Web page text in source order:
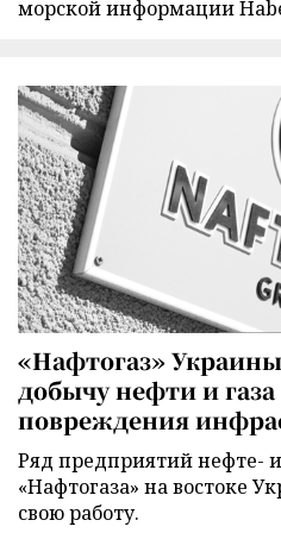
морской информации
«Нафтогаз»
добычу нефти и газа
повреждения
Ряд предприятий нефте-
«Нафтогаза» на востоке
свою работу.